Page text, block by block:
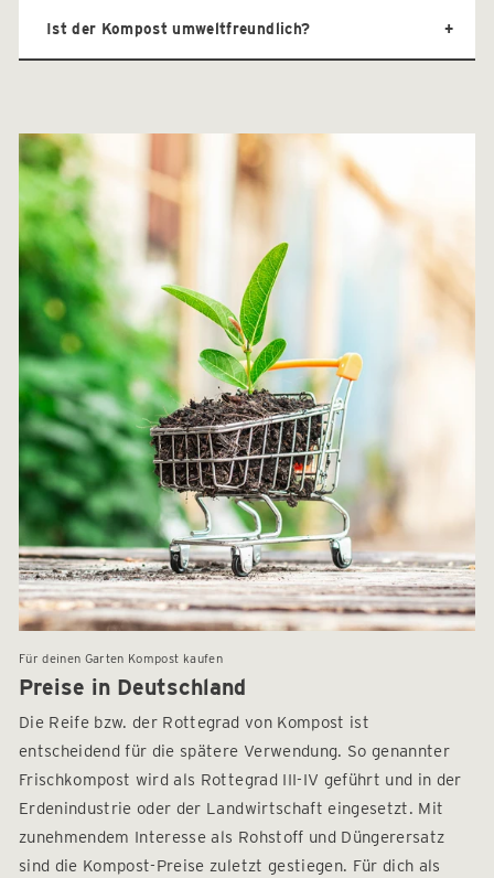
Ist der Kompost umweltfreundlich?
Für deinen Garten Kompost kaufen
Preise in Deutschland
Die Reife bzw. der Rottegrad von Kompost ist
entscheidend für die spätere Verwendung. So genannter
Frischkompost wird als Rottegrad III-IV geführt und in der
Erdenindustrie oder der Landwirtschaft eingesetzt. Mit
zunehmendem Interesse als Rohstoff und Düngerersatz
sind die Kompost-Preise zuletzt gestiegen. Für dich als